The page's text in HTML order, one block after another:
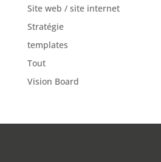
Site web / site internet
Stratégie
templates
Tout
Vision Board